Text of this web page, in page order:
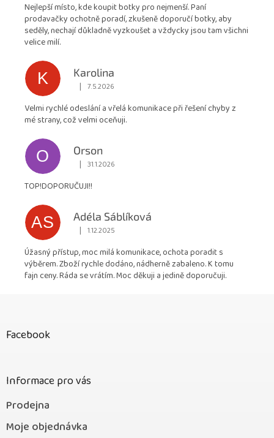
4,9
z
Nejlepší místo, kde koupit botky pro nejmenší. Paní
prodavačky ochotně poradí, zkušeně doporučí botky, aby
seděly, nechají důkladně vyzkoušet a vždycky jsou tam všichni
velice milí.
K
Karolina
Hodnocení obchodu je 5 z 5 hvězdiček.
| 7.5.2026
Velmi rychlé odeslání a vřelá komunikace při řešení chyby z
mé strany, což velmi oceňuji.
O
Orson
Hodnocení obchodu je 5 z 5 hvězdiček.
| 31.1.2026
TOP!DOPORUČUJI!!
AS
Adéla Sáblíková
Hodnocení obchodu je 5 z 5 hvězdiček.
| 1.12.2025
Úžasný přístup, moc milá komunikace, ochota poradit s
výběrem. Zboží rychle dodáno, nádherně zabaleno. K tomu
fajn ceny. Ráda se vrátím. Moc děkuji a jedině doporučuji.
Facebook
Informace pro vás
Prodejna
Moje objednávka